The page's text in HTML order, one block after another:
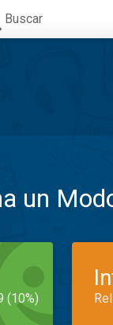
Buscar
un
(10%)